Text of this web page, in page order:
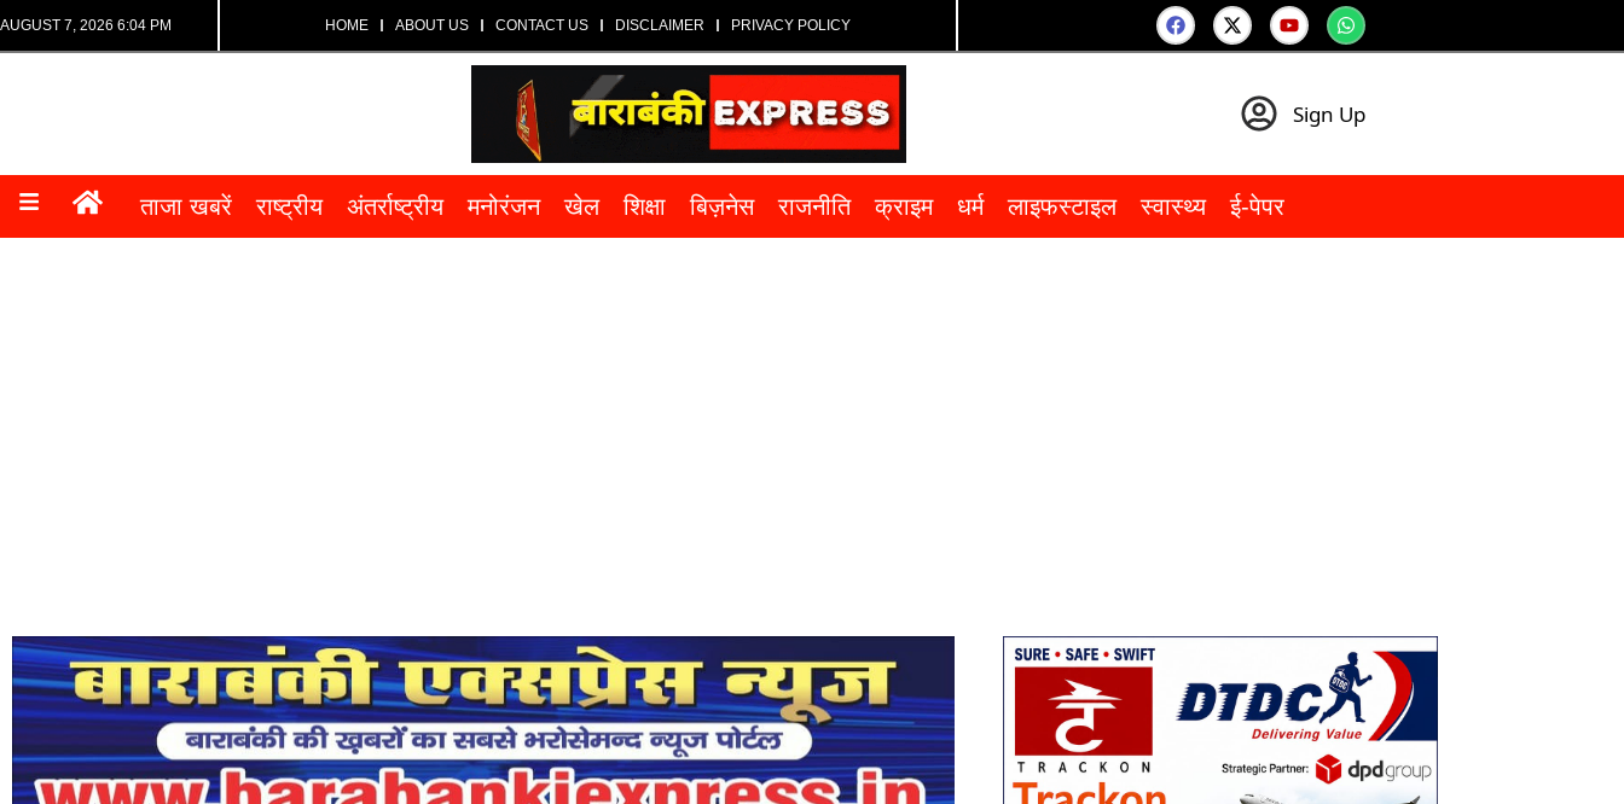
AUGUST 7, 2026 6:04 PM HOME ABOUT US CONTACT US DISCLAIMER PRIVACY POLICY
Sign Up
ताजा खबरें राष्ट्रीय अंतर्राष्ट्रीय मनोरंजन खेल शिक्षा बिज़नेस राजनीति क्राइम धर्म लाइफस्टाइल स्वास्थ्य ई-पेपर